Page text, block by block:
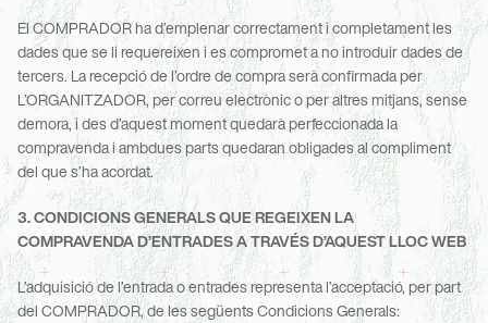
El COMPRADOR ha d’emplenar correctament i completament les
dades que se li requereixen i es compromet a no introduir dades de
tercers. La recepció de l’ordre de compra serà confirmada per
L’ORGANITZADOR, per correu electrònic o per altres mitjans, sense
demora, i des d’aquest moment quedarà perfeccionada la
compravenda i ambdues parts quedaran obligades al compliment
del que s’ha acordat.
3. CONDICIONS GENERALS QUE REGEIXEN LA
COMPRAVENDA D’ENTRADES A TRAVÉS D’AQUEST LLOC WEB
L’adquisició de l’entrada o entrades representa l’acceptació, per part
del COMPRADOR, de les següents Condicions Generals: